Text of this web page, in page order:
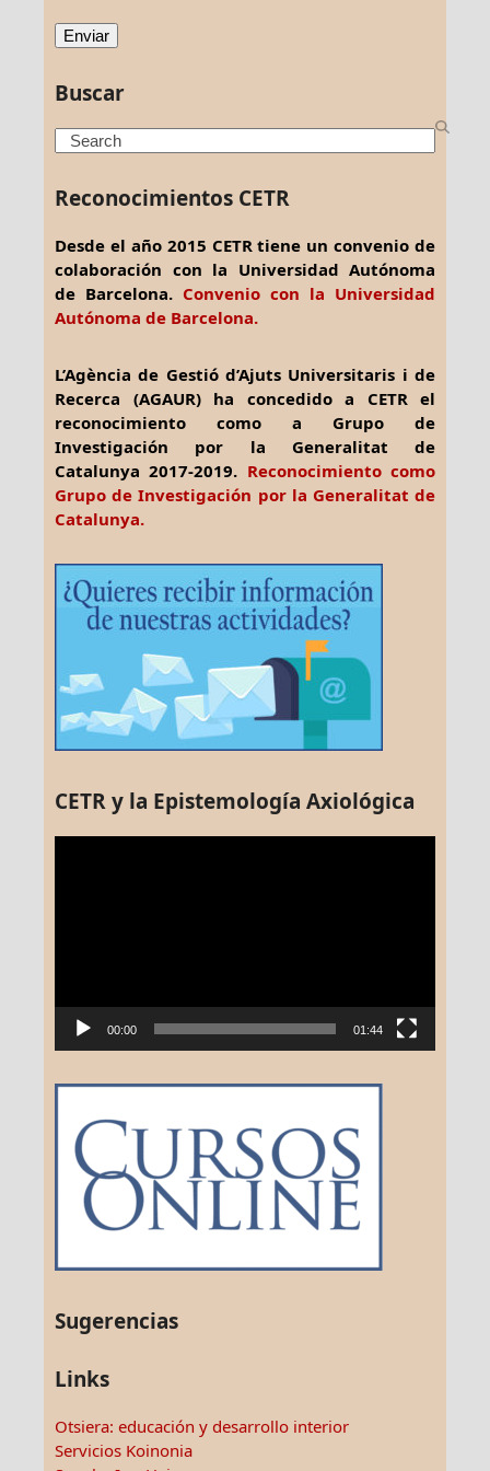
Buscar
Search
Reconocimientos CETR
Desde el año 2015 CETR tiene un convenio de
colaboración con la Universidad Autónoma
de Barcelona. Convenio con la Universidad
Autónoma de Barcelona.
L’Agència de Gestió d’Ajuts Universitaris i de
Recerca (AGAUR) ha concedido a CETR el
reconocimiento como a Grupo de
Investigación por la Generalitat de
Catalunya 2017-2019. Reconocimiento como
Grupo de Investigación por la Generalitat de
Catalunya.
CETR y la Epistemología Axiológica
00:00 01:44
Sugerencias
Links
Otsiera: educación y desarrollo interior
Servicios Koinonia